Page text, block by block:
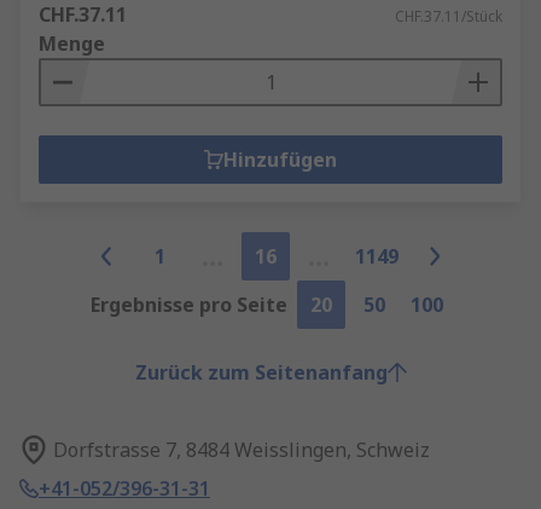
CHF.37.11 CHF.37.11/Stück
Menge
Hinzufügen
1 16
1149
Ergebnisse pro Seite
20 50 100
Zurück zum Seitenanfang
Dorfstrasse 7, 8484 Weisslingen, Schweiz
+41-052/396-31-31